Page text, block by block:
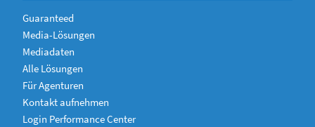
Guaranteed
Media-Lösungen
Mediadaten
Alle Lösungen
Für Agenturen
Kontakt aufnehmen
Login Performance Center